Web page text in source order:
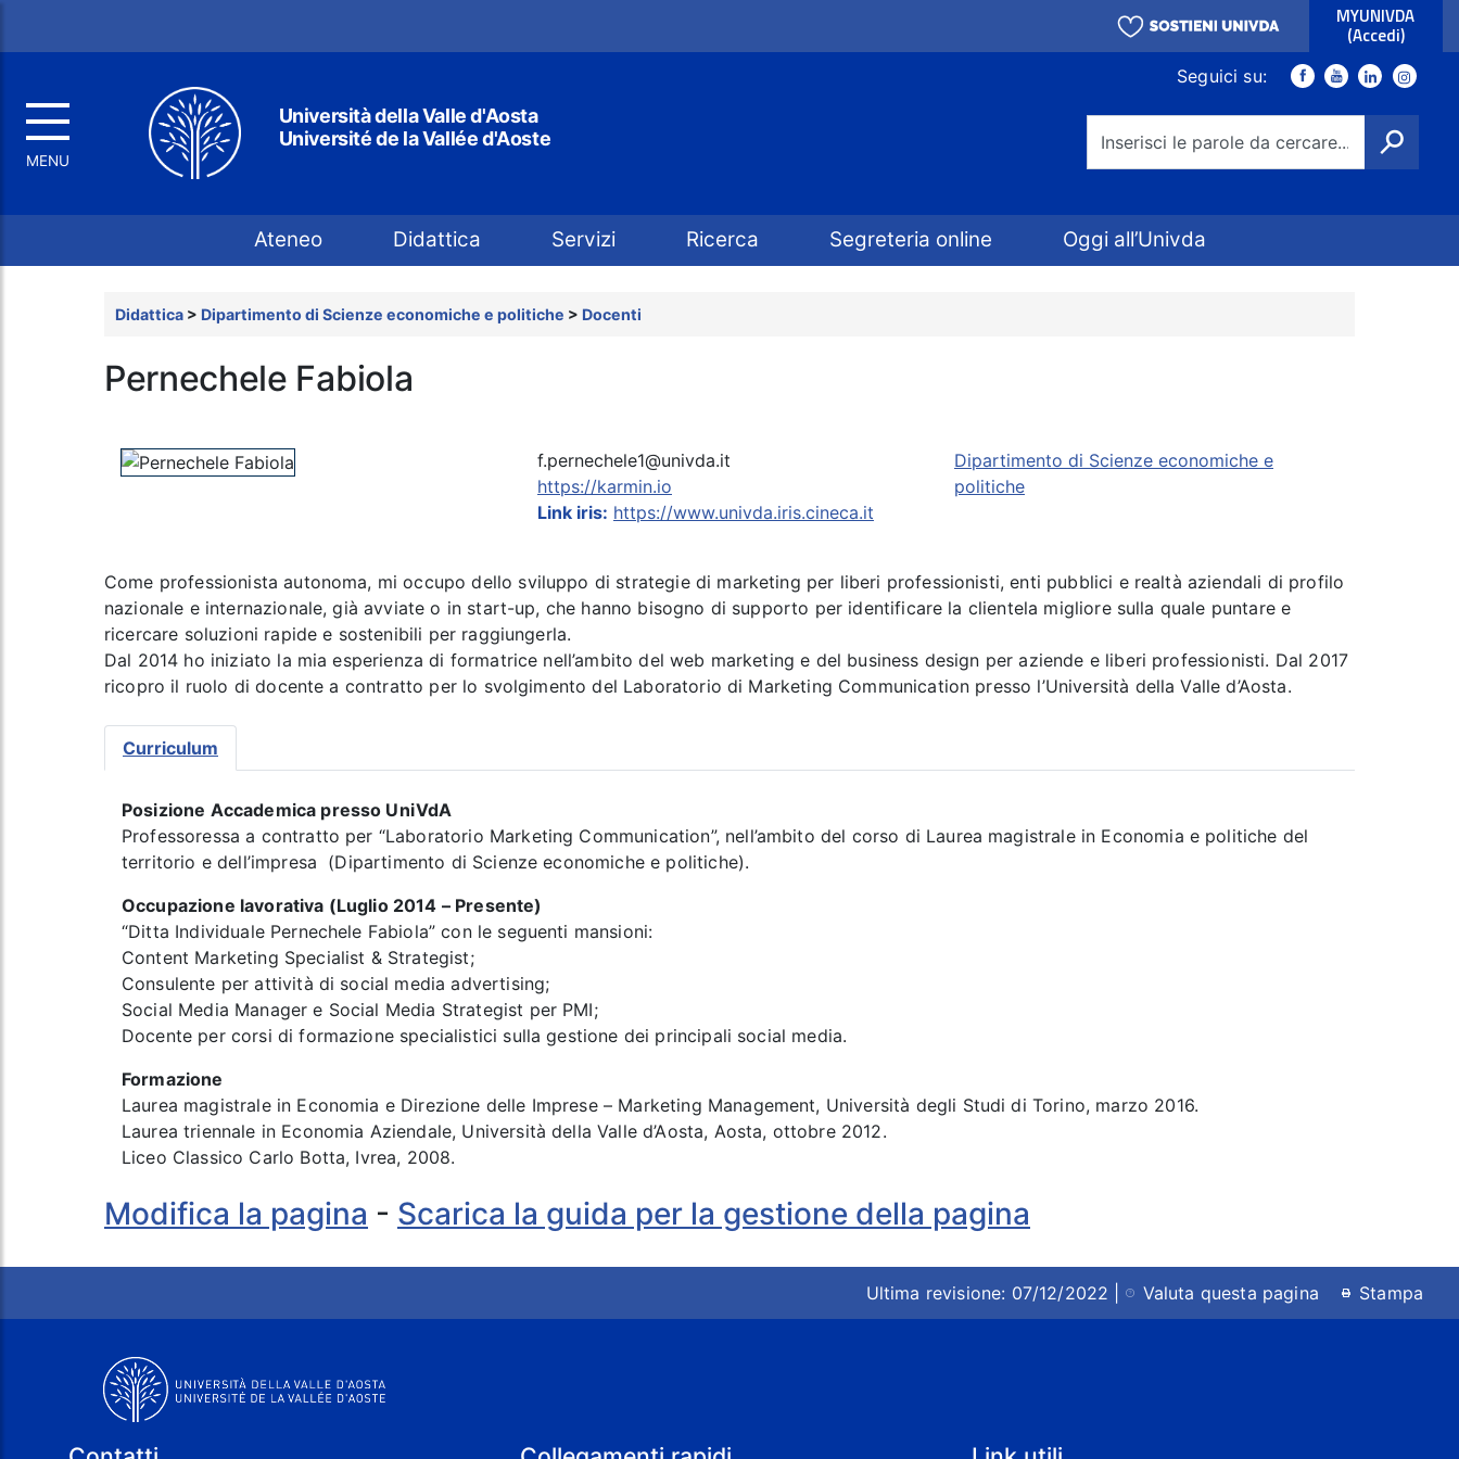
MYUNIVDA
(Accedi)
Università della Valle d'Aosta
Université de la Vallée d'Aoste
Link social
Seguici su: Facebook
YoutubeYoutube
Ateneo Didattica Servizi Ricerca Segreteria online Oggi all’Univda
Didattica > Dipartimento di Scienze economiche e politiche > Docenti
Pernechele Fabiola
f.pernechele1@univda.it
https://karmin.io
Link iris: https://www.univda.iris.cineca.it
Dipartimento di Scienze economiche e
politiche
Come professionista autonoma, mi occupo dello sviluppo di strategie di marketing per liberi professionisti, enti pubblici e realtà aziendali di profilo
nazionale e internazionale, già avviate o in start-up, che hanno bisogno di supporto per identificare la clientela migliore sulla quale puntare e
ricercare soluzioni rapide e sostenibili per raggiungerla.
Dal 2014 ho iniziato la mia esperienza di formatrice nell’ambito del web marketing e del business design per aziende e liberi professionisti. Dal 2017
ricopro il ruolo di docente a contratto per lo svolgimento del Laboratorio di Marketing Communication presso l’Università della Valle d’Aosta.
Curriculum
Posizione Accademica presso UniVdA
Professoressa a contratto per “Laboratorio Marketing Communication”, nell’ambito del corso di Laurea magistrale in Economia e politiche del
territorio e dell’impresa (Dipartimento di Scienze economiche e politiche).
Occupazione lavorativa (Luglio 2014 – Presente)
“Ditta Individuale Pernechele Fabiola” con le seguenti mansioni:
Content Marketing Specialist & Strategist;
Consulente per attività di social media advertising;
Social Media Manager e Social Media Strategist per PMI;
Docente per corsi di formazione specialistici sulla gestione dei principali social media.
Formazione
Laurea magistrale in Economia e Direzione delle Imprese – Marketing Management, Università degli Studi di Torino, marzo 2016.
Laurea triennale in Economia Aziendale, Università della Valle d’Aosta, Aosta, ottobre 2012.
Liceo Classico Carlo Botta, Ivrea, 2008.
Modifica la pagina - Scarica la guida per la gestione della pagina
Ultima revisione: 07/12/2022 | Valuta questa pagina Stampa